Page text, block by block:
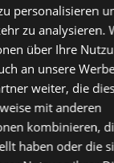
personalisieren
zu analysieren.
über Ihre
an unsere
weiter, die
mit anderen
kombinieren,
haben oder die